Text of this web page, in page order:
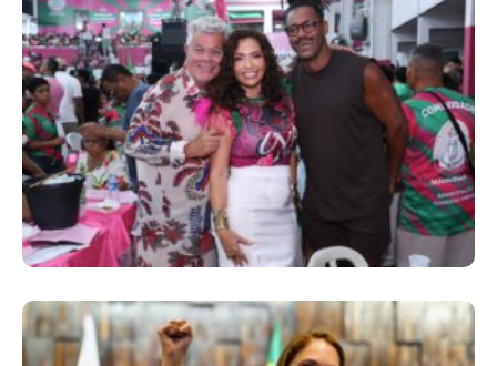
Comunidade Mangueirense Solta A Voz E
Classifca O Samba 3 Para A Próxima Fase